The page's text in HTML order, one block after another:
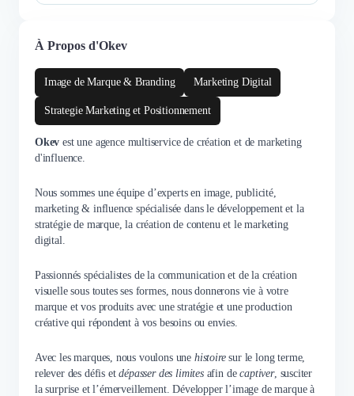
À Propos d'Okev
Image de Marque & Branding Marketing Digital
Strategie Marketing et Positionnement
Okev est une agence multiservice de création et de marketing
d'influence.
Nous sommes une équipe d’experts en image, publicité,
marketing & influence spécialisée dans le développement et la
stratégie de marque, la création de contenu et le marketing
digital.
Passionnés spécialistes de la communication et de la création
visuelle sous toutes ses formes, nous donnerons vie à votre
marque et vos produits avec une stratégie et une production
créative qui répondent à vos besoins ou envies.
Avec les marques, nous voulons une histoiresur le long terme,
relever des défis etdépasser des limitesafin decaptiver, susciter
la surprise et l’émerveillement. Développer l’image de marque à